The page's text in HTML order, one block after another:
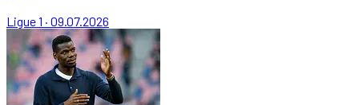
Ligue 1 · 09.07.2026